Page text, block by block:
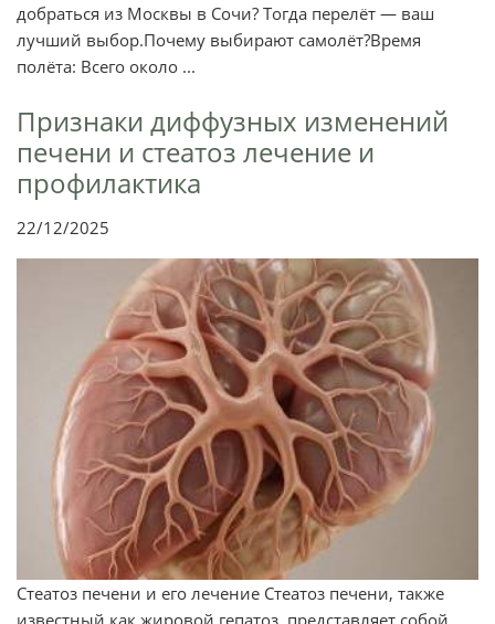
добраться из Москвы в Сочи? Тогда перелёт — ваш
лучший выбор.Почему выбирают самолёт?Время
полёта: Всего около ...
Признаки диффузных изменений
печени и стеатоз лечение и
профилактика
22/12/2025
Стеатоз печени и его лечение Стеатоз печени, также